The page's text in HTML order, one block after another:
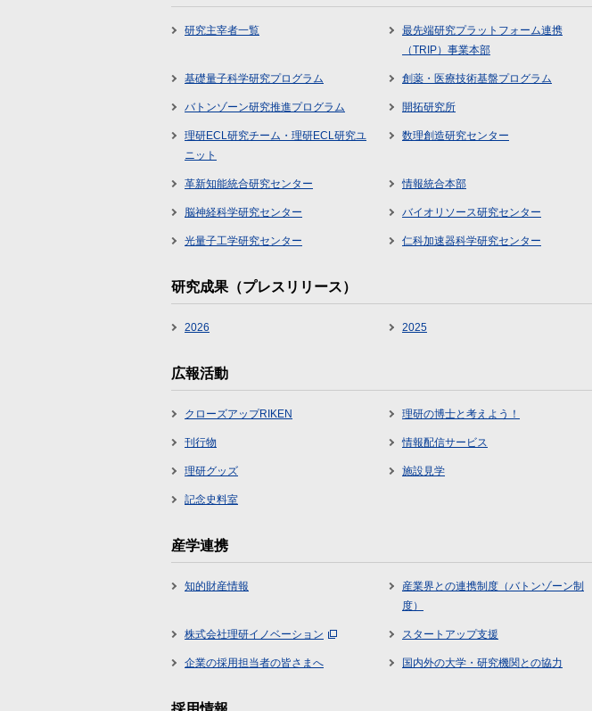
研究主宰者一覧
最先端研究プラットフォーム連携
（TRIP）事業本部
基礎量子科学研究プログラム 創薬・医療技術基盤プログラム
バトンゾーン研究推進プログラム 開拓研究所
理研ECL研究チーム・理研ECL研究ユ
ニット
数理創造研究センター
革新知能統合研究センター 情報統合本部
脳神経科学研究センター バイオリソース研究センター
光量子工学研究センター 仁科加速器科学研究センター
研究成果（プレスリリース）
2026 2025
広報活動
クローズアップRIKEN 理研の博士と考えよう！
刊行物 情報配信サービス
理研グッズ 施設見学
記念史料室
産学連携
知的財産情報
産業界との連携制度（バトンゾーン制
度）
株式会社理研イノベーション スタートアップ支援
企業の採用担当者の皆さまへ 国内外の大学・研究機関との協力